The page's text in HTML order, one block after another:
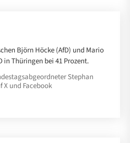
Björn Höcke (AfD) und Mario
in Thüringen bei 41 Prozent.
Stephan
X und Facebook